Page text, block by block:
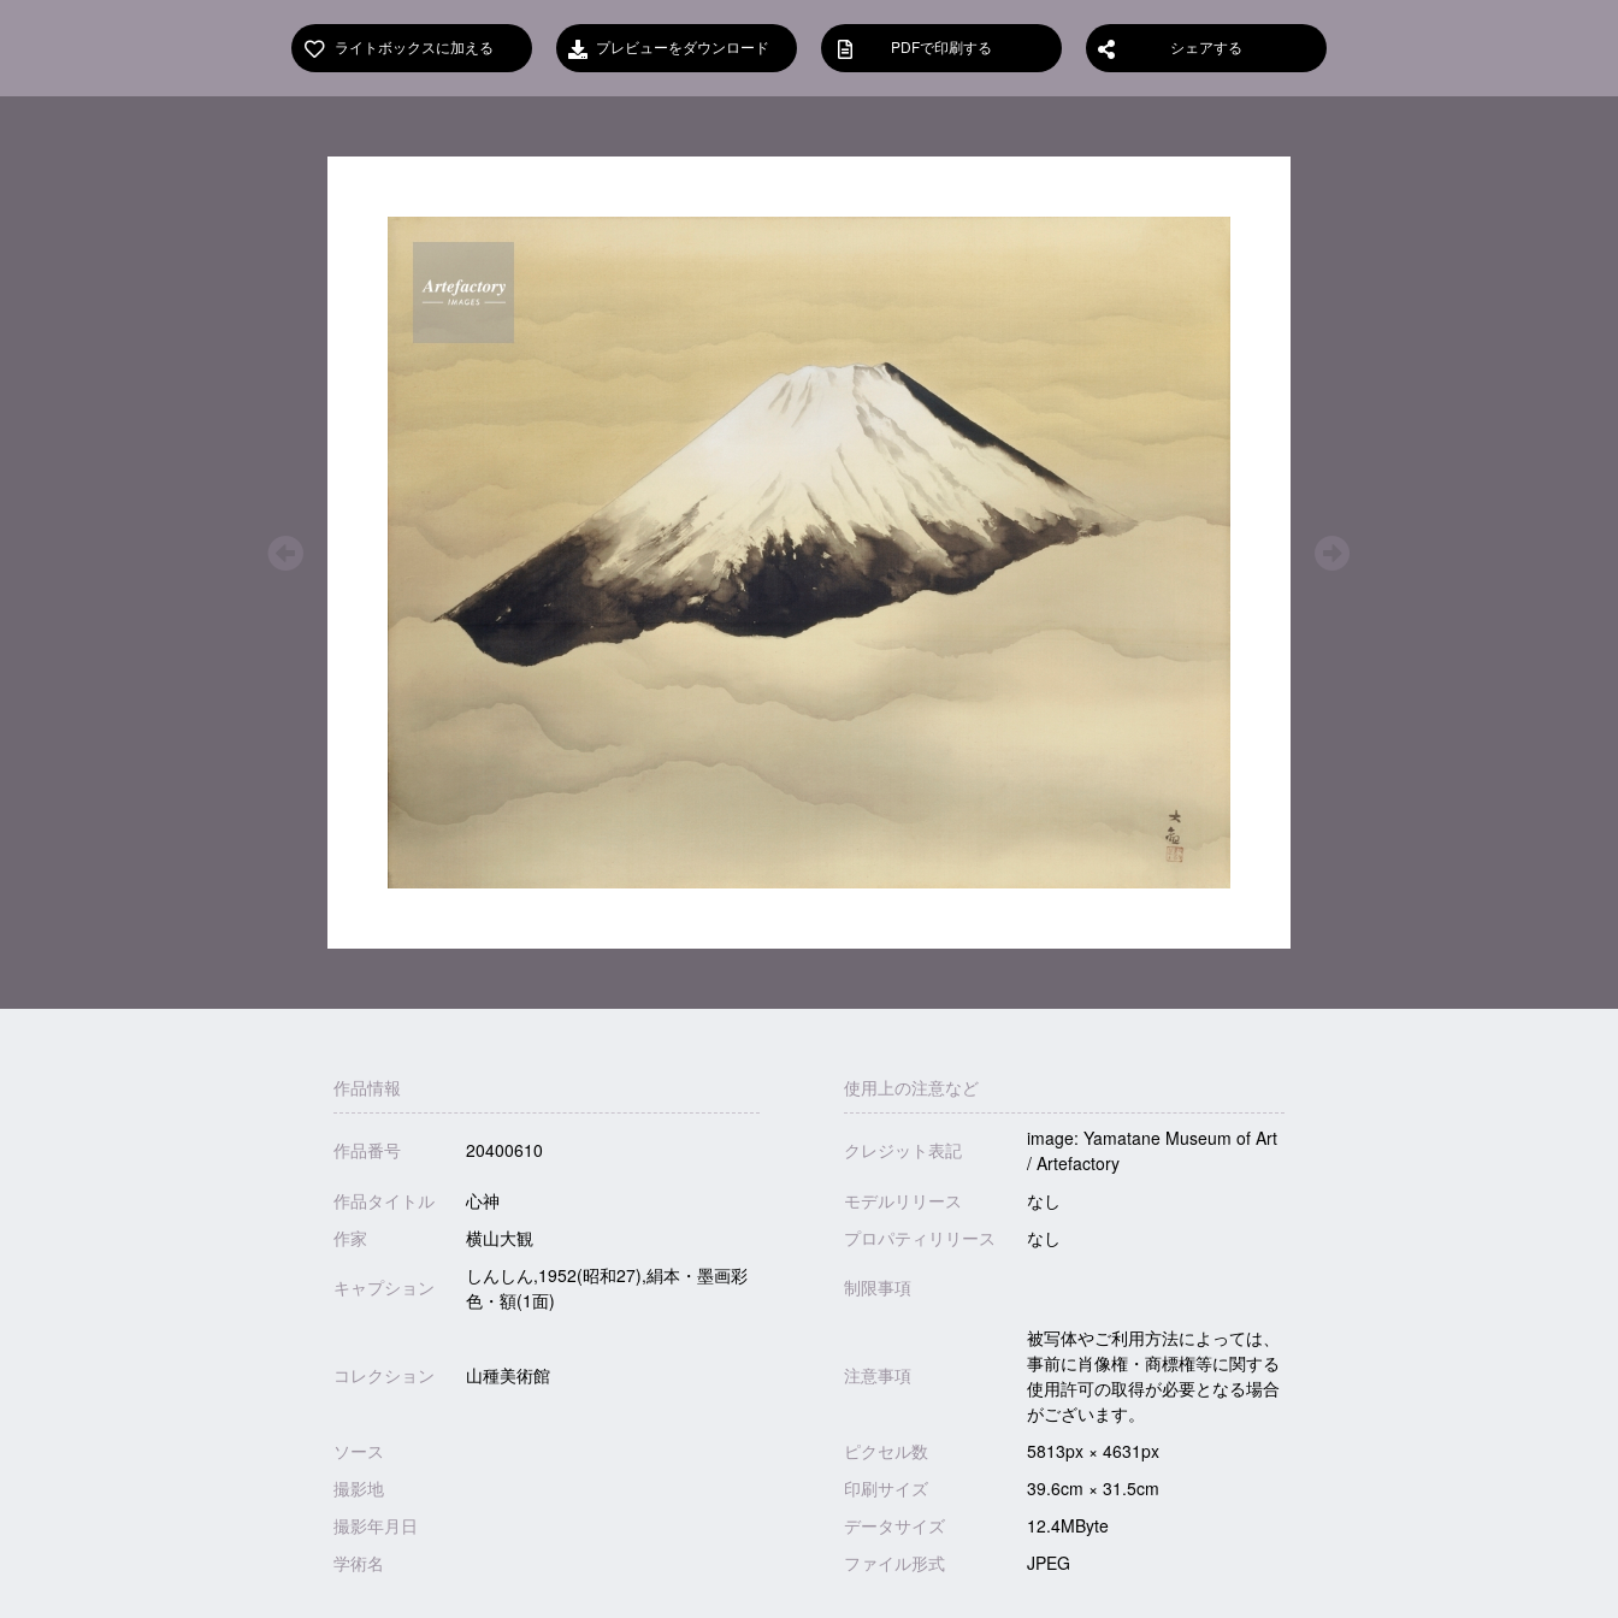
ライトボックスに加える プレビューをダウンロード PDFで印刷する シェアする
作品情報 使用上の注意など
作品番号 20400610 クレジット表記
image: Yamatane Museum of Art
/ Artefactory
作品タイトル
心神 モデルリリース
なし
作家
横山大観 プロパティリリース なし
キャプション
しんしん,1952(昭和27),絹本・墨画彩
色・額(1面)
制限事項
コレクション 山種美術館 注意事項
被写体やご利用方法によっては、
事前に肖像権・商標権等に関する
使用許可の取得が必要となる場合
がございます。
ソース
ピクセル数
5813px × 4631px
撮影地
印刷サイズ
39.6cm × 31.5cm
撮影年月日
データサイズ
12.4MByte
学術名
ファイル形式 JPEG